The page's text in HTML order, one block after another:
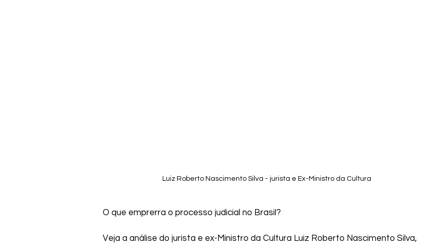
Luiz Roberto Nascimento Silva - jurista e Ex-Ministro da Cultura
O que emprerra o processo judicial no Brasil?
Veja a análise do jurista e ex-Ministro da Cultura Luiz Roberto Nascimento Silva,